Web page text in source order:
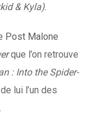
& Kyla)
Post Malone
que l’on retrouve
: Into the Spider-
lui l’un des